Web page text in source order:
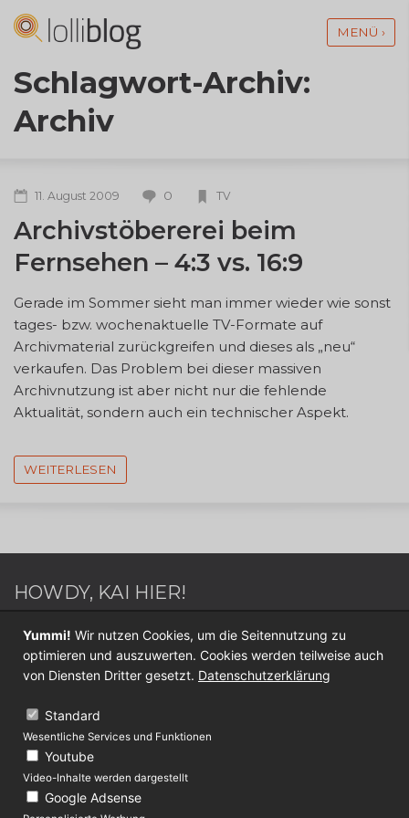
MENÜ ›
Schlagwort-Archiv:
Archiv
11. August 2009 0 TV
Archivstöbererei beim
Fernsehen – 4:3 vs. 16:9
Gerade im Sommer sieht man immer wieder wie sonst
tages- bzw. wochenaktuelle TV-Formate auf
Archivmaterial zurückgreifen und dieses als „neu“
verkaufen. Das Problem bei dieser massiven
Archivnutzung ist aber nicht nur die fehlende
Aktualität, sondern auch ein technischer Aspekt.
WEITERLESEN
HOWDY, KAI HIER!
Webdesigner / Webentwickler - Blogger - Switch
Sportler - Internet Nerd - Medien Junkie -
Werderaner - Papa.
Folge mir jetzt auf
KONTAKT
Über Lolliblog
Yummi! Wir nutzen Cookies, um die Seitennutzung zu
optimieren und auszuwerten. Cookies werden teilweise auch
von Diensten Dritter gesetzt. Datenschutzerklärung
Standard
Wesentliche Services und Funktionen
Youtube
Video-Inhalte werden dargestellt
Google Adsense